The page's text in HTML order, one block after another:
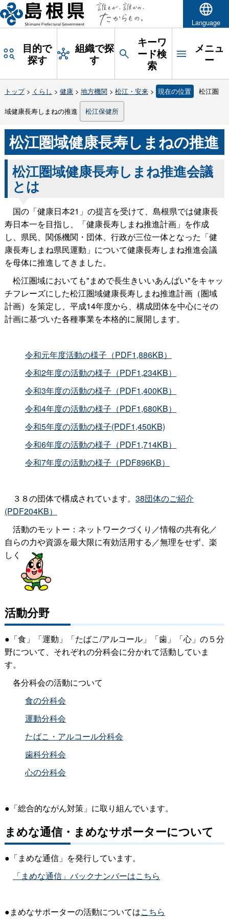
Language
目的で
探す
組織で探
す
キーワ
ード検
索
メニュ
ー
トップ> くらし > 健康> 地方機関> 松江・安来> 現在の位置 松江圏
域健康長寿しまねの推進 松江保健所
松江圏域健康長寿しまねの推進
松江圏域健康長寿しまね推進会議
とは
国の「健康日本21」の提言を受けて、島根県では健康長
寿日本一を目指し、「健康長寿しまね推進計画」を作成
し、県民、関係機関・団体、行政が三位一体となった「健
康長寿しまね県民運動」について健康長寿しまね推進会議
を母体に推進してきました。
松江圏域においても"まめで長生きいいあんばい"をキャッ
チフレーズにした松江圏域健康長寿しまね推進計画（圏域
計画）を策定し、平成14年度から、構成団体を中心にその
計画に基づいた各種事業を本格的に展開します。
令和元年度活動の様子（PDF1,886KB）
令和2年度の活動の様子（PDF1,234KB）
令和3年度の活動の様子（PDF1,400KB）
令和4年度の活動の様子（PDF1,680KB）
令和5年度の活動の様子(PDF1,450KB)
令和6年度の活動の様子（PDF1,714KB）
令和7年度の活動の様子（PDF896KB）
３８の団体で構成されています。 38団体のご紹介
(PDF204KB）
活動のモットー：ネットワークづくり／情報の共有化／
自らの力や資源を最大限に有効活用する／無理をせず、楽
しく
活動分野
●「食」「運動」「たばこ/アルコール」「歯」「心」の５分
野について、それぞれの分科会に分かれて活動していま
す。
各分科会の活動について
食の分科会
運動分科会
たばこ・アルコール分科会
歯科分科会
心の分科会
●「総合的ながん対策」に取り組んでいます。
まめな通信・まめなサポーターについて
●「まめな通信」を発行しています。
「まめな通信」バックナンバーはこちら
●まめなサポーターの活動についてはこちら